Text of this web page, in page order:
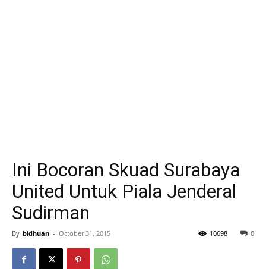
Ini Bocoran Skuad Surabaya
United Untuk Piala Jenderal
Sudirman
By bidhuan - October 31, 2015 0
10698